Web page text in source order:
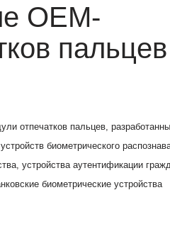
OEM-
пальцев
отпечатков пальцев,
биометрического
устройства аутентификации
биометрические устройства